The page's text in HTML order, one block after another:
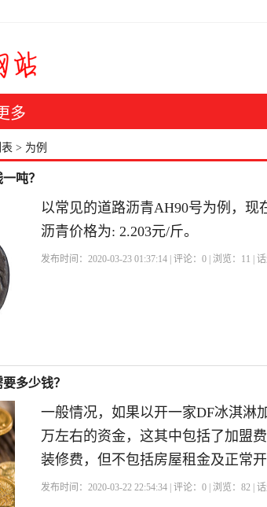
多
> 为例
吨？
以常见的道路沥青AH90号为例，现
沥青价格为: 2.203元/斤。
发布时间：2020-03-23 01:37:14 | 评论：0 | 浏览： 11 |
多少钱？
一般情况，如果以开一家DF冰淇淋
万左右的资金，这其中包括了加盟
装修费，但不包括房屋租金及正常开
发布时间：2020-03-22 22:54:34 | 评论：0 | 浏览：82 |